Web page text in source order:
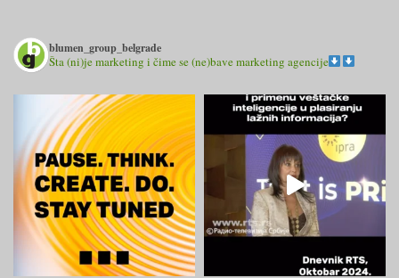
blumen_group_belgrade
Šta (ni)je marketing i čime se (ne)bave marketing agencije